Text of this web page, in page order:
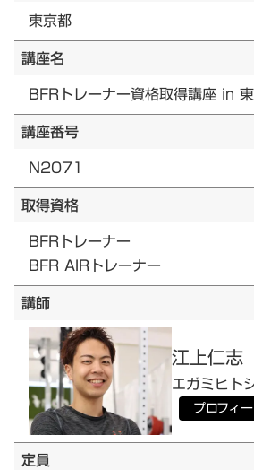
東京都
講座名
BFRトレーナー資格取得講座 in
講座番号
N2071
取得資格
BFRトレーナー
BFR AIRトレーナー
講師
江上仁志
エガミヒト
プロフィ
定員